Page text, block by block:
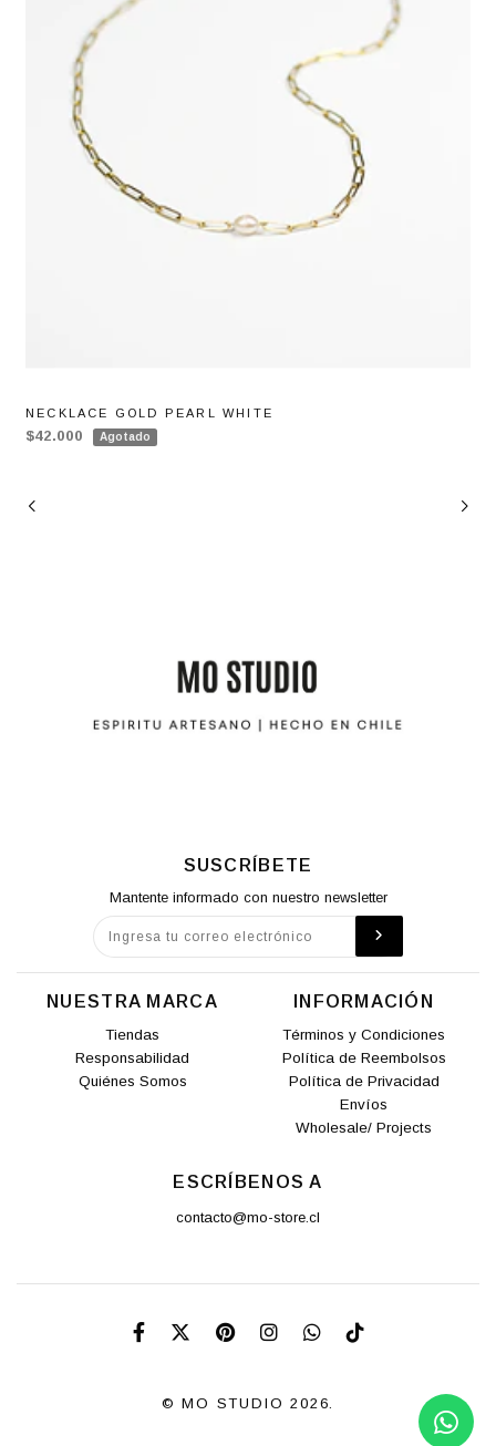
NECKLACE GOLD PEARL WHITE
$42.000 Agotado
SUSCRÍBETE
Mantente informado con nuestro newsletter
NUESTRA MARCA
Tiendas
Responsabilidad
Quiénes Somos
INFORMACIÓN
Términos y Condiciones
Política de Reembolsos
Política de Privacidad
Envíos
Wholesale/ Projects
ESCRÍBENOS A
contacto@mo-store.cl
© MO STUDIO 2026.